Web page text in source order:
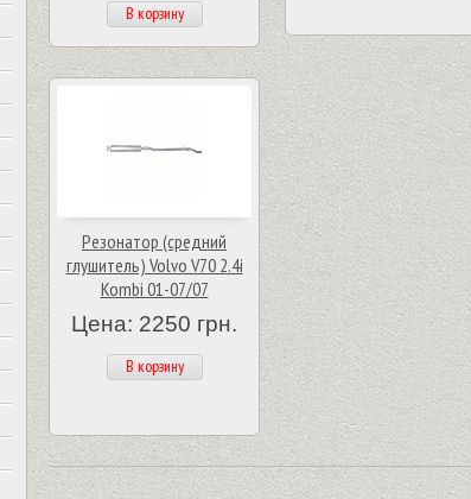
В корзину
Резонатор (средний
глушитель) Volvo V70 2.4i
Kombi 01-07/07
Цена: 2250 грн.
В корзину